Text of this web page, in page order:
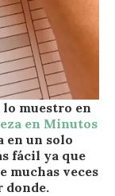
muestro en
en Minutos
en un solo
fácil ya que
muchas veces
donde.